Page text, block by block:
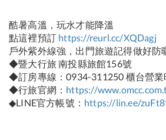
酷暑高溫，玩水才能降溫
點這裡預訂 https://reurl.cc/XQDagj
戶外紫外線強，出門旅遊記得做好防
◆暨大行旅 南投縣旅館156號
◆訂房專線：0934-311250 櫃台營業
◆行旅官網： https://
◆LINE官方帳號： https://lin.ee/